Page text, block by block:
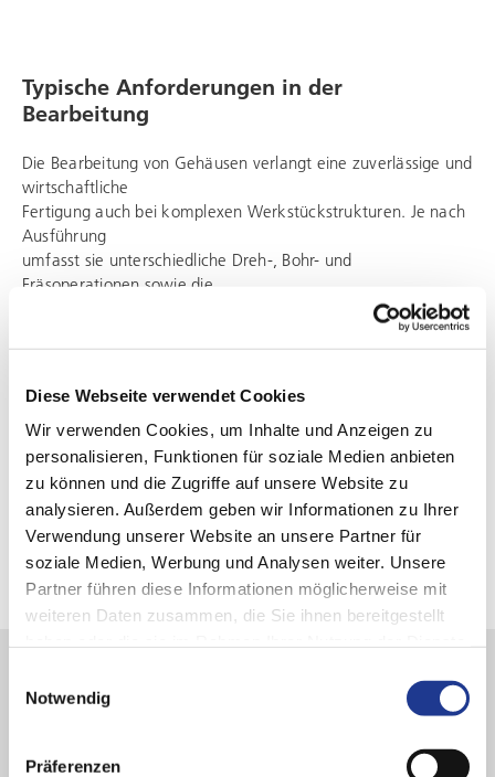
Diese Webseite verwendet Cookies
Wir verwenden Cookies, um Inhalte und Anzeigen zu
personalisieren, Funktionen für soziale Medien anbieten
zu können und die Zugriffe auf unsere Website zu
analysieren. Außerdem geben wir Informationen zu Ihrer
Verwendung unserer Website an unsere Partner für
soziale Medien, Werbung und Analysen weiter. Unsere
Partner führen diese Informationen möglicherweise mit
weiteren Daten zusammen, die Sie ihnen bereitgestellt
Notwendig
Präferenzen
Typische Anforderungen in der
Bearbeitung
Die Bearbeitung von Gehäusen verlangt eine zuverlässige und
wirtschaftliche
Fertigung auch bei komplexen Werkstückstrukturen. Je nach
Ausführung
umfasst sie unterschiedliche Dreh-, Bohr- und
Fräsoperationen sowie die
präzise Herstellung von Passsitzen, Planflächen und
PITTLER bietet hierfür flexible Maschinenkonzepte, mit denen
anspruchsvolle Gehäusegeometrien effizient und
prozesssicher in wenigen
Aufspannungen bearbeiten lassen. Das unterstützt eine hohe
Bauteilqualität
und schafft zugleich verlässliche Voraussetzungen für
reproduzierbare
Fertigungsabläufe.